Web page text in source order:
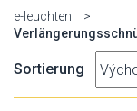
e-leuchten
>
Sortierung